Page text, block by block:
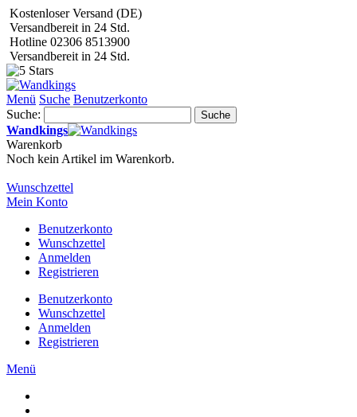
Kostenloser Versand (DE)
Versandbereit in 24 Std.
Hotline 02306 8513900
Versandbereit in 24 Std.
Menü Suche Benutzerkonto
Suche:
Suche
Wandkings
Warenkorb
Noch kein Artikel im Warenkorb.
Wunschzettel
Mein Konto
Benutzerkonto
Wunschzettel
Anmelden
Registrieren
Benutzerkonto
Wunschzettel
Anmelden
Registrieren
Menü